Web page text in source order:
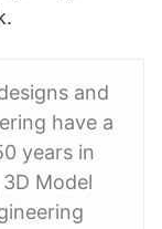
and
have a
years in
Model